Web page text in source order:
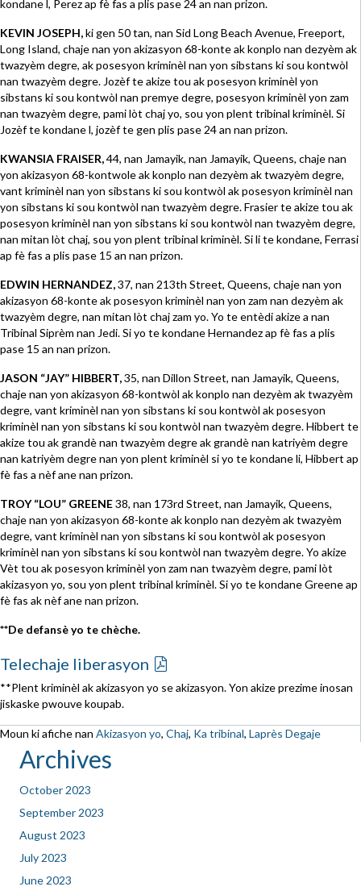
kondane l, Perez ap fè fas a plis pase 24 an nan prizon.
KEVIN JOSEPH,ki gen 50 tan, nan Sid Long Beach Avenue, Freeport,
Long Island, chaje nan yon akizasyon 68-konte ak konplo nan dezyèm ak
twazyèm degre, ak posesyon kriminèl nan yon sibstans ki sou kontwòl
nan twazyèm degre. Jozèf te akize tou ak posesyon kriminèl yon
sibstans ki sou kontwòl nan premye degre, posesyon kriminèl yon zam
nan twazyèm degre, pami lòt chaj yo, sou yon plent tribinal kriminèl. Si
Jozèf te kondane l, jozèf te gen plis pase 24 an nan prizon.
KWANSIA FRAISER,44, nan Jamayik, nan Jamayik, Queens, chaje nan
yon akizasyon 68-kontwole ak konplo nan dezyèm ak twazyèm degre,
vant kriminèl nan yon sibstans ki sou kontwòl ak posesyon kriminèl nan
yon sibstans ki sou kontwòl nan twazyèm degre. Frasier te akize tou ak
posesyon kriminèl nan yon sibstans ki sou kontwòl nan twazyèm degre,
nan mitan lòt chaj, sou yon plent tribinal kriminèl. Si li te kondane, Ferrasi
ap fè fas a plis pase 15 an nan prizon.
EDWIN HERNANDEZ,37, nan 213th Street, Queens, chaje nan yon
akizasyon 68-konte ak posesyon kriminèl nan yon zam nan dezyèm ak
twazyèm degre, nan mitan lòt chaj zam yo. Yo te entèdi akize a nan
Tribinal Siprèm nan Jedi. Si yo te kondane Hernandez ap fè fas a plis
pase 15 an nan prizon.
JASON “JAY” HIBBERT,35, nan Dillon Street, nan Jamayik, Queens,
chaje nan yon akizasyon 68-kontwòl ak konplo nan dezyèm ak twazyèm
degre, vant kriminèl nan yon sibstans ki sou kontwòl ak posesyon
kriminèl nan yon sibstans ki sou kontwòl nan twazyèm degre. Hibbert te
akize tou ak grandè nan twazyèm degre ak grandè nan katriyèm degre
nan katriyèm degre nan yon plent kriminèl si yo te kondane li, Hibbert ap
fè fas a nèf ane nan prizon.
TROY “LOU” GREENE38, nan 173rd Street, nan Jamayik, Queens,
chaje nan yon akizasyon 68-konte ak konplo nan dezyèm ak twazyèm
degre, vant kriminèl nan yon sibstans ki sou kontwòl ak posesyon
kriminèl nan yon sibstans ki sou kontwòl nan twazyèm degre. Yo akize
Vèt tou ak posesyon kriminèl yon zam nan twazyèm degre, pami lòt
akizasyon yo, sou yon plent tribinal kriminèl. Si yo te kondane Greene ap
fè fas ak nèf ane nan prizon.
**De defansè yo te chèche.
Telechaje liberasyon
**Plent kriminèl ak akizasyon yo se akizasyon. Yon akize prezime inosan
jiskaske pwouve koupab.
Moun ki afiche nan Akizasyon yo, Chaj, Ka tribinal, Laprès Degaje
Archives
October 2023
September 2023
August 2023
July 2023
June 2023